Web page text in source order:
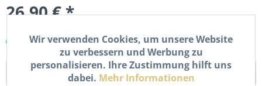
26,90 € *
Sofort versandfertig, Lieferzeit ca. 1-2 Werktage
In denWarenkorb
Wir verwenden Cookies, um unsere Website
zu verbessern und Werbung zu
personalisieren. Ihre Zustimmung hilft uns
dabei. Mehr Informationen